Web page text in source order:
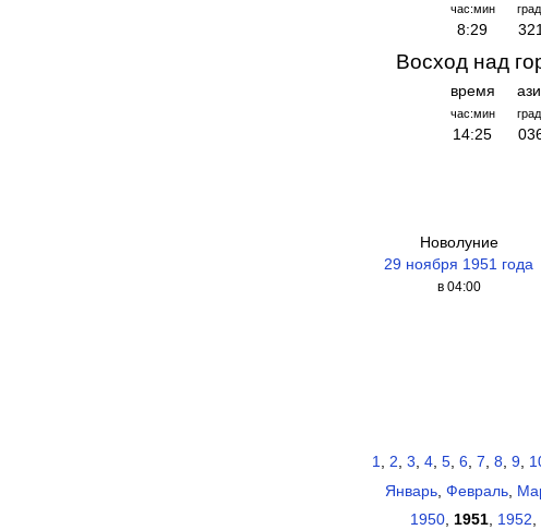
час:мин
8:29
Восход над
время
час:мин
14:25
Новолуние
29 ноября 1951 года
в 04:00
1
2 3 4, 5, 6, 7 8 9,
Январь Февраль
1950, 1951, 1952,